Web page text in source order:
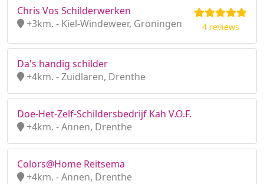
Chris Vos Schilderwerken
+3km. - Kiel-Windeweer, Groningen
4 reviews
Da's handig schilder
+4km. - Zuidlaren, Drenthe
Doe-Het-Zelf-Schildersbedrijf Kah V.O.F.
+4km. - Annen, Drenthe
Colors@Home Reitsema
+4km. - Annen, Drenthe